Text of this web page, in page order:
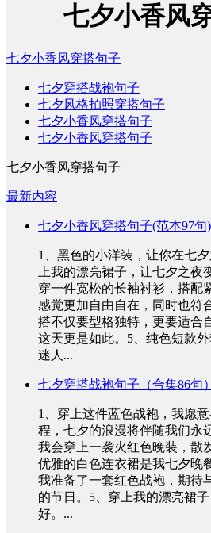
七夕小香风
七夕小香风穿搭句子
七夕穿搭战袍句子
七夕风格拍照穿搭句子
七夕小香风穿搭句子
七夕小香风穿搭句子
七夕小香风穿搭句子
最新内容
七夕小香风穿搭句子(范本97句)
1、黑色的小洋装，让你在七
上我的漂亮裙子，让七夕之夜
穿一件宽松的长袖衬衫，搭配
感觉更加自由自在，同时也符
搭不仅要型格独特，更要适合
这天更是如此。5、纯色短款
迷人...
七夕穿搭战袍句子（合集86句）
1、穿上这件蓝色战袍，我愿
程，七夕的浪漫将伴随我们永
我会穿上一袭火红色晚装，散
优雅的白色连衣裙是我七夕晚
我准备了一套红色战袍，期待
的节日。5、穿上我的漂亮裙
好。...